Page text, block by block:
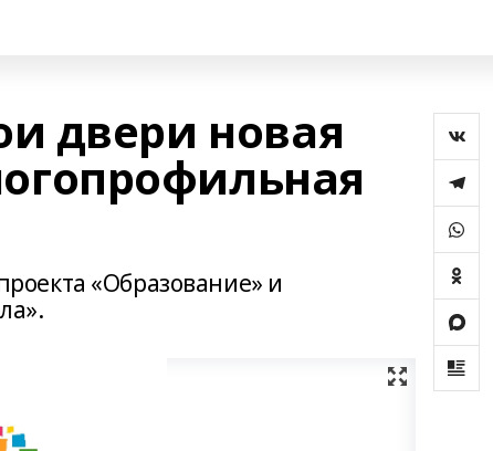
двери новая
«Образование» и